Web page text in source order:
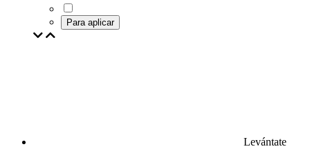
Para aplicar
Levántate